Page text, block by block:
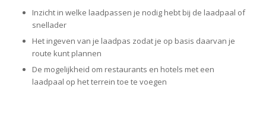
Inzicht in welke laadpassen je nodig hebt bij de laadpaal of
snellader
Het ingeven van je laadpas zodat je op basis daarvan je
route kunt plannen
De mogelijkheid om restaurants en hotels met een
laadpaal op het terrein toe te voegen